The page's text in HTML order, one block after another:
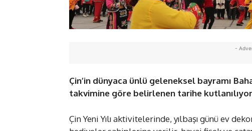
-
Çin’in dünyaca ünlü geleneksel bayramı
takvimine göre belirlenen tarihe
Çin Yeni Yılı aktivitelerinde, yılbaşı günü ev